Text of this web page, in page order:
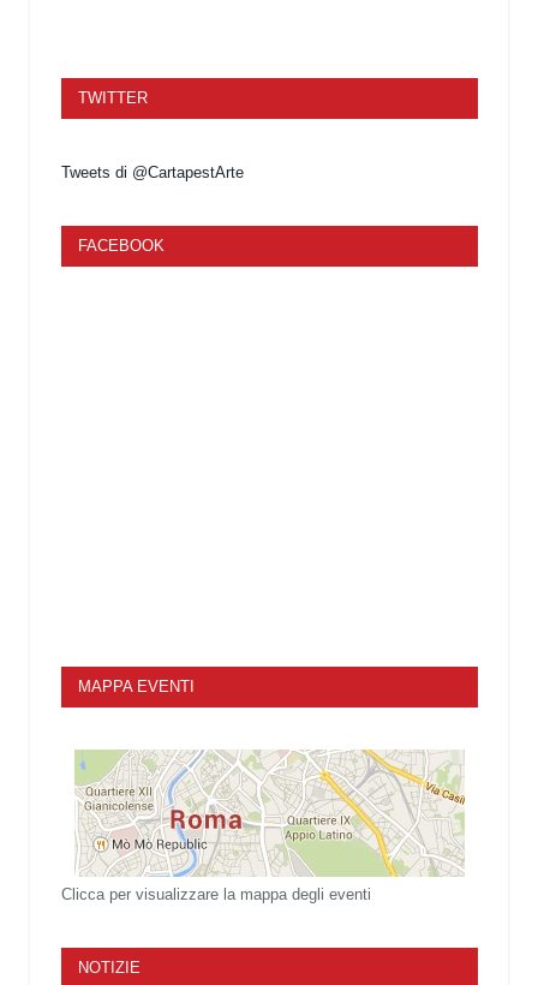
TWITTER
Tweets di @CartapestArte
FACEBOOK
MAPPA EVENTI
Clicca per visualizzare la mappa degli eventi
NOTIZIE